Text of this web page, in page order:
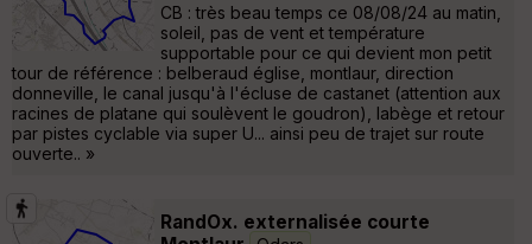
CB : très beau temps ce 08/08/24 au matin,
soleil, pas de vent et température
supportable pour ce qui devient mon petit
tour de référence : belberaud église, montlaur, direction
donneville, le canal jusqu'à l'écluse de castanet (attention aux
racines de platane qui soulèvent le goudron), labège et retour
par pistes cyclable via super U... ainsi peu de trajet sur route
ouverte.. »
RandOx. externalisée courte